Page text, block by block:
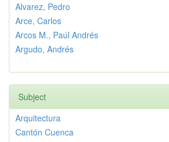
Alvarez, Pedro
Arce, Carlos
Arcos M., Paúl Andrés
Argudo, Andrés
Subject
Arquitectura
Cantón Cuenca